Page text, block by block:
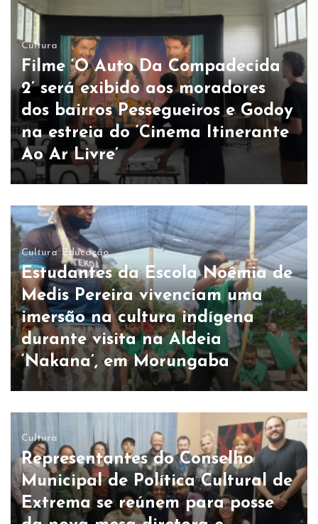
Cultura
Filme ‘O Auto Da Compadecida
2’ será exibido aos moradores
dos bairros Pessegueiros e Godoy
na estreia do ‘Cinema Itinerante
Ao Ar Livre’
Cultura Educação
Estudantes da Escola Noêmia de
Medis Pereira vivenciam uma
imersão na cultura indígena
durante visita na Aldeia
‘Nakana’, em Morungaba
Cultura
Representantes do Conselho
Municipal de Política Cultural de
Extrema se reúnem para posse